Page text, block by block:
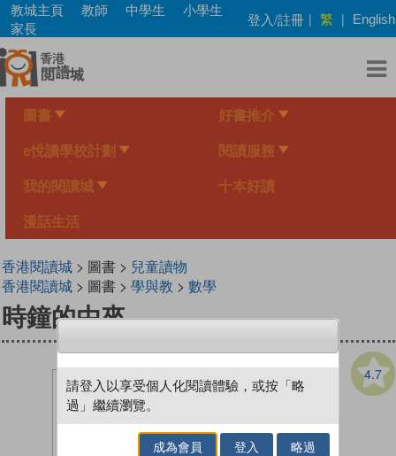
Skip
main
content
教城主頁 教師 中學生
小學生
家長
登入/註冊 | 繁 | English
圖書 好書推介
e悅讀學校計劃 閱讀服務
我的閱讀城 十本好讀
漫話生活
香港閱讀城> 圖書 > 兒童讀物
香港閱讀城> 圖書 > 學與教 > 數學
時鐘的由來
4.7
請登入以享受個人化閱讀體驗，或按「略
過」繼續瀏覽。
成為會員 登入 略過